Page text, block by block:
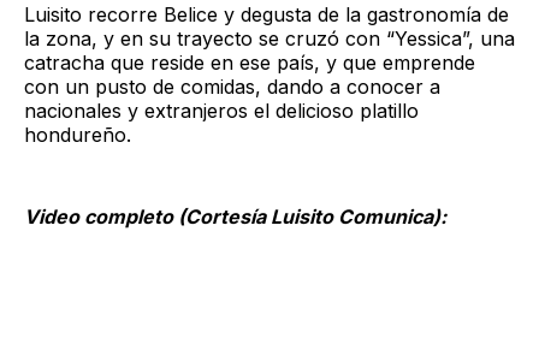
Luisito recorre Belice y degusta de la gastronomía de
la zona, y en su trayecto se cruzó con “Yessica”, una
catracha que reside en ese país, y que emprende
con un pusto de comidas, dando a conocer a
nacionales y extranjeros el delicioso platillo
hondureño.
Video completo (Cortesía Luisito Comunica):